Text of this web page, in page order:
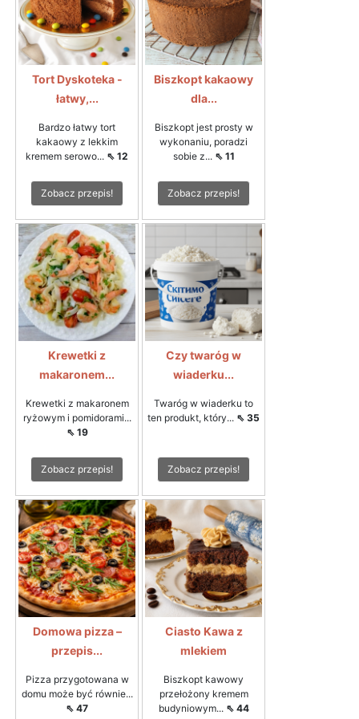
Tort Dyskoteka -
łatwy,...
Bardzo łatwy tort
kakaowy z lekkim
kremem serowo... ⇖ 12
Zobacz przepis!
Biszkopt kakaowy
dla...
Biszkopt jest prosty w
wykonaniu, poradzi
sobie z... ⇖ 11
Zobacz przepis!
Krewetki z
makaronem...
Krewetki z makaronem
ryżowym i pomidorami...
⇖ 19
Zobacz przepis!
Czy twaróg w
wiaderku...
Twaróg w wiaderku to
ten produkt, który... ⇖ 35
Zobacz przepis!
Domowa pizza –
przepis...
Pizza przygotowana w
domu może być równie...
⇖ 47
Ciasto Kawa z
mlekiem
Biszkopt kawowy
przełożony kremem
budyniowym... ⇖ 44